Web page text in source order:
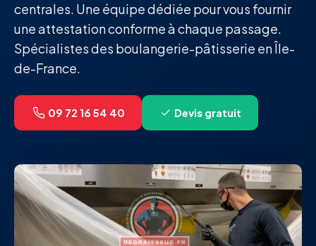
centrales. Une équipe dédiée pour vous fournir
une attestation conforme à chaque passage.
Spécialistes des boulangerie-pâtisserie en Île-
de-France.
09 72 16 54 40 Devis gratuit